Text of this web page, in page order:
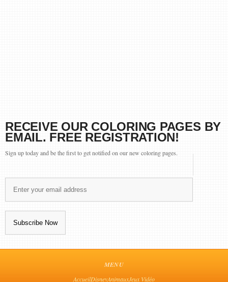
RECEIVE OUR COLORING PAGES BY
EMAIL. FREE REGISTRATION!
Sign up today and be the first to get notified on our new coloring pages.
MENU
AccueilDisneyAnimauxJeux Vidéo